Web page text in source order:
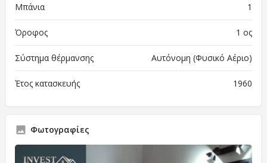
Μπάνια 1
Όροφος 1 ος
Σύστημα θέρμανσης Αυτόνομη (Φυσικό Αέριο)
Έτος κατασκευής 1960
Φωτογραφίες